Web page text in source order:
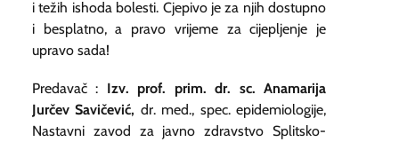
i težih ishoda bolesti. Cjepivo je za njih dostupno
i besplatno, a pravo vrijeme za cijepljenje je
upravo sada!
Predavač : Izv. prof. prim. dr. sc. Anamarija
Jurčev Savičević, dr. med., spec. epidemiologije,
Nastavni zavod za javno zdravstvo Splitsko-